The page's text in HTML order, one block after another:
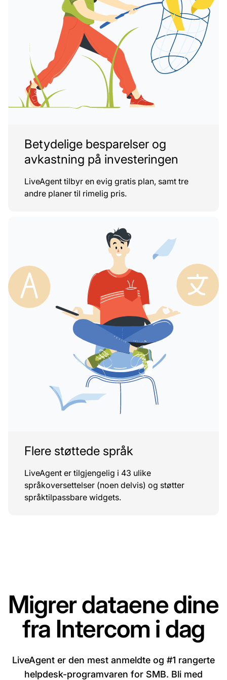
Betydelige besparelser og
avkastning på investeringen
LiveAgent tilbyr en evig gratis plan, samt tre
andre planer til rimelig pris.
Flere støttede språk
LiveAgent er tilgjengelig i 43 ulike
språkoversettelser (noen delvis) og støtter
språktilpassbare widgets.
Migrer dataene dine
fra Intercom i dag
LiveAgent er den mest anmeldte og #1 rangerte
helpdesk-programvaren for SMB. Bli med